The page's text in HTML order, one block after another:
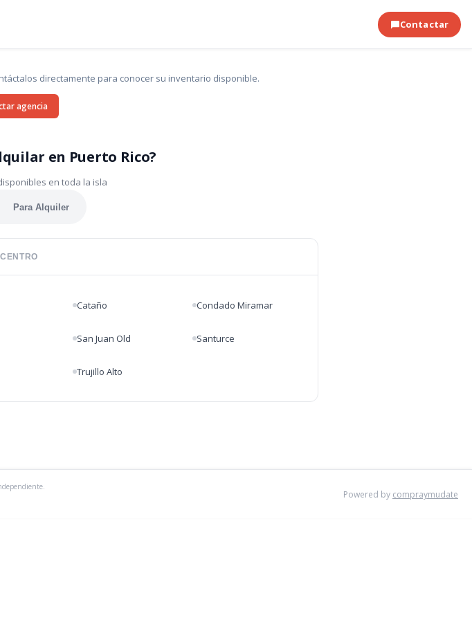
Contactar
directamente para conocer su inventario disponible.
agencia
en Puerto Rico?
en toda la isla
Para Alquiler
CENTRO
Cataño Condado Miramar
San Juan Old Santurce
Trujillo Alto
Powered by compraymudate